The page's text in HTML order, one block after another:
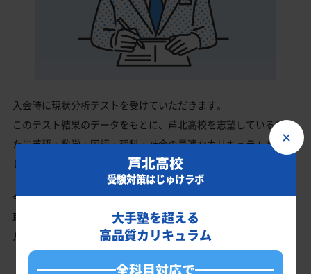
入会時に現状分析テストを受けていただきます。
このテスト結果のデータをもとに、芦北高校を志望しているあな
たに英語・数学・国語・理科・社会の最適なカリキュラムを作成
します。
今の成績・偏差値から芦北高校の入試で確実に合格最低点以上を
取る、余裕を持って合格点を取るための勉強法、学習スケジュー
ルを明確にします。
×
芦北高校
受験対策はじゅけラボ
大手塾を超える
高品質カリキュラム
全科目対応で